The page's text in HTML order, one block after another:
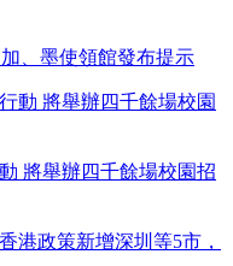
、墨使領館發布提示
將舉辦四千餘場校園招